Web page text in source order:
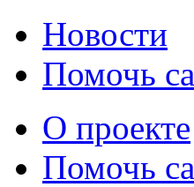
Новости
Помочь
О проекте
Помочь